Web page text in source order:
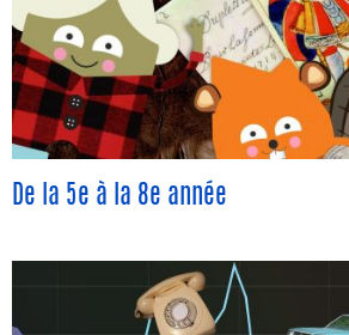
De la 5e à la 8e année